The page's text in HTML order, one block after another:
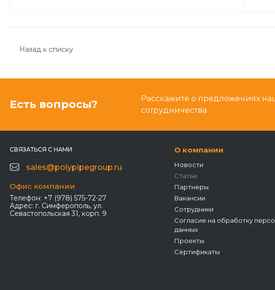
Назад к списку
Есть вопросы?
Расскажите о предложениях
сотрудничества
СВЯЗАТЬСЯ С НАМИ
sales@polypipegroup.ru
Офис компании
Телефон: +7 (978) 575-72-27
Адрес: г. Симферополь, ул.
Севастопольская 31, корп. 9
О компании
Новости
Статьи
Партнеры
Вакансии
Сотрудники
Согласие на обработку
данных
Проекты
Сертификаты